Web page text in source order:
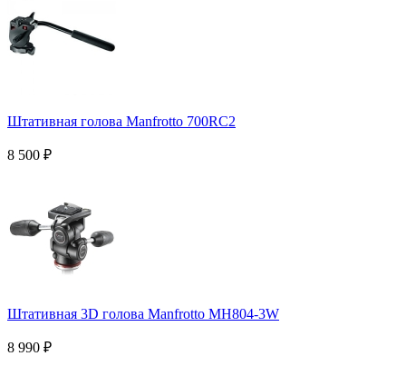
Штативная голова Manfrotto 700RC2
8 500 ₽
Штативная 3D голова Manfrotto MH804-3W
8 990 ₽